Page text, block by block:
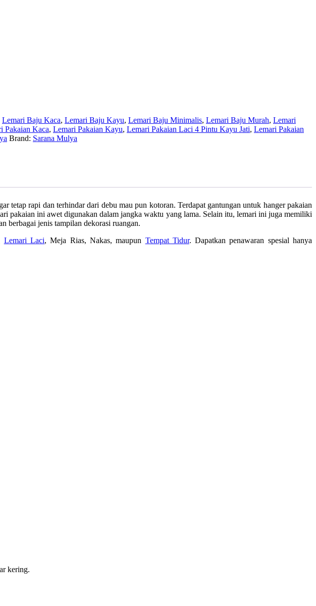
Lemari Baju Kaca, Lemari Baju Kayu, Lemari Baju Minimalis, Lemari Baju Murah, Lemari
Pakaian Kaca, Lemari Pakaian Kayu, Lemari Pakaian Laci 4 Pintu Kayu Jati, Lemari Pakaian
Brand: Sarana Mulya
tetap rapi dan terhindar dari debu mau pun kotoran. Terdapat gantungan untuk hanger pakaian
pakaian ini awet digunakan dalam jangka waktu yang lama. Selain itu, lemari ini juga memiliki
berbagai jenis tampilan dekorasi ruangan.
Lemari Laci, Meja Rias, Nakas, maupun Tempat Tidur. Dapatkan penawaran spesial hanya
kering.